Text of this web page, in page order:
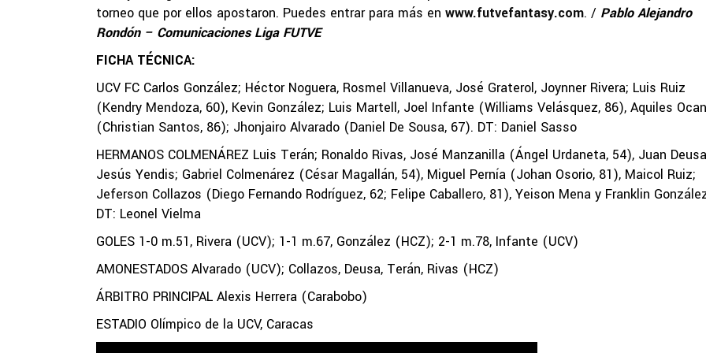
torneo que por ellos apostaron. Puedes entrar para más en www.futvefantasy.com. / Pablo Alejandro
Rondón – Comunicaciones Liga FUTVE
FICHA TÉCNICA:
UCV FC Carlos González; Héctor Noguera, Rosmel Villanueva, José Graterol, Joynner Rivera; Luis Ruiz
(Kendry Mendoza, 60), Kevin González; Luis Martell, Joel Infante (Williams Velásquez, 86), Aquiles
(Christian Santos, 86); Jhonjairo Alvarado (Daniel De Sousa, 67). DT: Daniel Sasso
HERMANOS COLMENÁREZ Luis Terán; Ronaldo Rivas, José Manzanilla (Ángel Urdaneta, 54), Juan
Jesús Yendis; Gabriel Colmenárez (César Magallán, 54), Miguel Pernía (Johan Osorio, 81), Maicol Ruiz;
Jeferson Collazos (Diego Fernando Rodríguez, 62; Felipe Caballero, 81), Yeison Mena y Franklin
DT: Leonel Vielma
GOLES 1-0 m.51, Rivera (UCV); 1-1 m.67, González (HCZ); 2-1 m.78, Infante (UCV)
AMONESTADOS Alvarado (UCV); Collazos, Deusa, Terán, Rivas (HCZ)
ÁRBITRO PRINCIPAL Alexis Herrera (Carabobo)
ESTADIO Olímpico de la UCV, Caracas